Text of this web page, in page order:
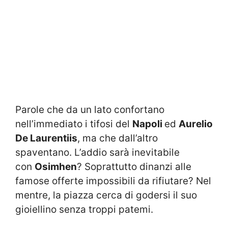
Parole che da un lato confortano
nell’immediato i tifosi del Napoli ed Aurelio
De Laurentiis, ma che dall’altro
spaventano. L’addio sarà inevitabile
con Osimhen? Soprattutto dinanzi alle
famose offerte impossibili da rifiutare? Nel
mentre, la piazza cerca di godersi il suo
gioiellino senza troppi patemi.